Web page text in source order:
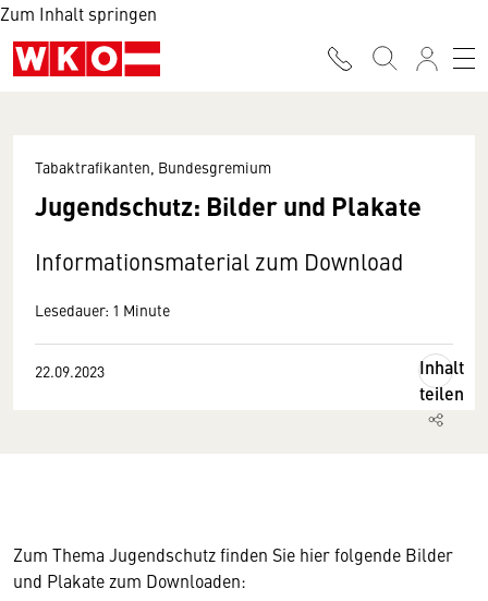
Zum Inhalt springen
Tabaktrafikanten, Bundesgremium
Jugendschutz: Bilder und Plakate
Informationsmaterial zum Download
Lesedauer: 1 Minute
22.09.2023
Inhalt
teilen
Zum Thema Jugendschutz finden Sie hier folgende Bilder
und Plakate zum Downloaden: